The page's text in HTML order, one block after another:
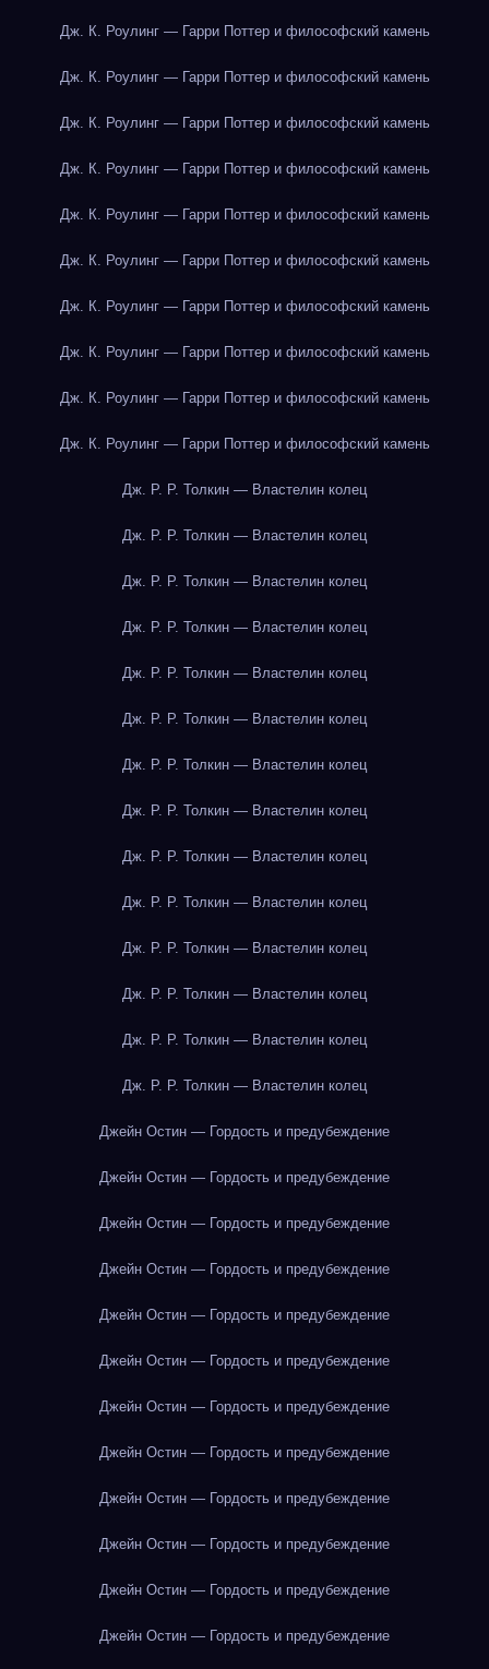
Дж. К. Роулинг — Гарри Поттер и философский камень
Дж. К. Роулинг — Гарри Поттер и философский камень
Дж. К. Роулинг — Гарри Поттер и философский камень
Дж. К. Роулинг — Гарри Поттер и философский камень
Дж. К. Роулинг — Гарри Поттер и философский камень
Дж. К. Роулинг — Гарри Поттер и философский камень
Дж. К. Роулинг — Гарри Поттер и философский камень
Дж. К. Роулинг — Гарри Поттер и философский камень
Дж. К. Роулинг — Гарри Поттер и философский камень
Дж. К. Роулинг — Гарри Поттер и философский камень
Дж. Р. Р. Толкин — Властелин колец
Дж. Р. Р. Толкин — Властелин колец
Дж. Р. Р. Толкин — Властелин колец
Дж. Р. Р. Толкин — Властелин колец
Дж. Р. Р. Толкин — Властелин колец
Дж. Р. Р. Толкин — Властелин колец
Дж. Р. Р. Толкин — Властелин колец
Дж. Р. Р. Толкин — Властелин колец
Дж. Р. Р. Толкин — Властелин колец
Дж. Р. Р. Толкин — Властелин колец
Дж. Р. Р. Толкин — Властелин колец
Дж. Р. Р. Толкин — Властелин колец
Дж. Р. Р. Толкин — Властелин колец
Дж. Р. Р. Толкин — Властелин колец
Джейн Остин — Гордость и предубеждение
Джейн Остин — Гордость и предубеждение
Джейн Остин — Гордость и предубеждение
Джейн Остин — Гордость и предубеждение
Джейн Остин — Гордость и предубеждение
Джейн Остин — Гордость и предубеждение
Джейн Остин — Гордость и предубеждение
Джейн Остин — Гордость и предубеждение
Джейн Остин — Гордость и предубеждение
Джейн Остин — Гордость и предубеждение
Джейн Остин — Гордость и предубеждение
Джейн Остин — Гордость и предубеждение